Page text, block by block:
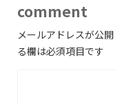
comment
メールアドレスが公
る欄は必須項目です